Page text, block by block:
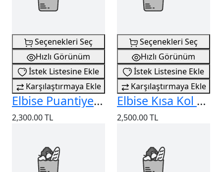
Seçenekleri Seç
Hızlı Görünüm
İstek Listesine Ekle
Karşılaştırmaya Ekle
Elbise Puantiyeli Pliseli
2,300.00 TL
Seçenekleri Seç
Hızlı Görünüm
İstek Listesine Ekle
Karşılaştırmaya Ekle
Elbise Kısa Kol Çıtçıtlı
2,500.00 TL